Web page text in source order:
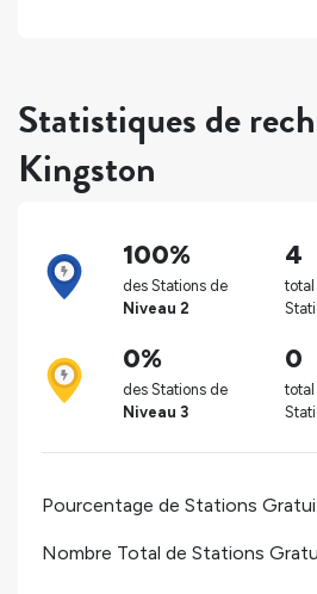
Statistiques de
Kingston
100%
des Stations de
Niveau 2
4
total
0%
des Stations de
Niveau 3
0
total
Pourcentage de Stations
Nombre Total de Stations